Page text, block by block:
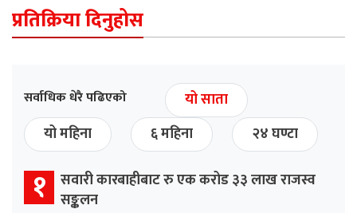
प्रतिक्रिया दिनुहोस
सर्वाधिक धेरै पढिएको
यो साता
यो महिना
६ महिना २४ घण्टा
१ सवारी कारबाहीबाट रु एक करोड ३३ लाख राजस्व
सङ्कलन